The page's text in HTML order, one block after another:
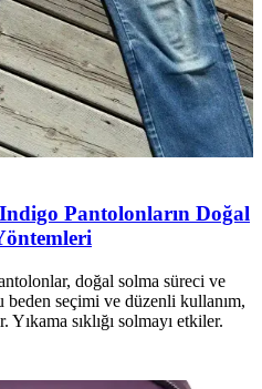
Pantolonların Doğal
doğal solma süreci ve
beden seçimi ve düzenli kullanım,
sıklığı solmayı etkiler.